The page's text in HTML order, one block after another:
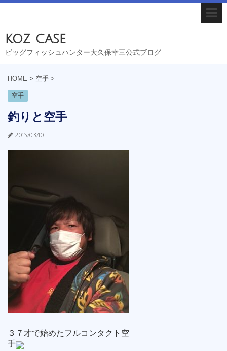
koz case
ビッグフィッシュハンター大久保幸三公式ブログ
HOME > 空手 >
空手
釣りと空手
2015/03/10
３７才で始めたフルコンタクト空
手